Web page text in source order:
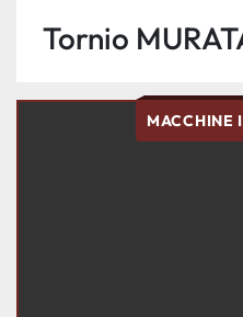
Tornio
MACCHINE